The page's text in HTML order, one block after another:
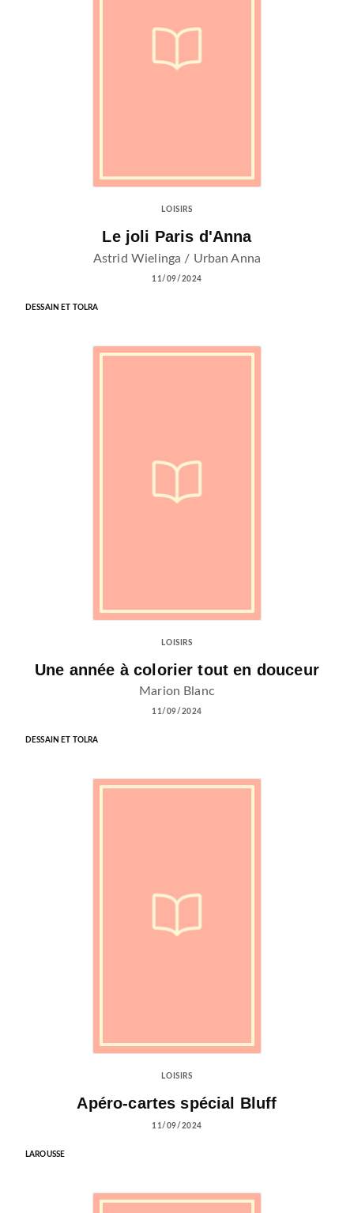
LOISIRS
Le joli Paris d'Anna
Astrid Wielinga / Urban Anna
11/09/2024
DESSAIN ET TOLRA
LOISIRS
Une année à colorier tout en douceur
Marion Blanc
11/09/2024
DESSAIN ET TOLRA
LOISIRS
Apéro-cartes spécial Bluff
11/09/2024
LAROUSSE